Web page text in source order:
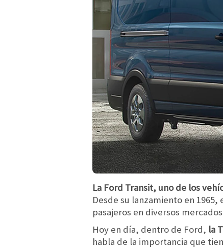
La Ford Transit, uno de los
Desde su lanzamiento en
pasajeros en diversos
Hoy en día, dentro de Ford, la
habla de la importancia que